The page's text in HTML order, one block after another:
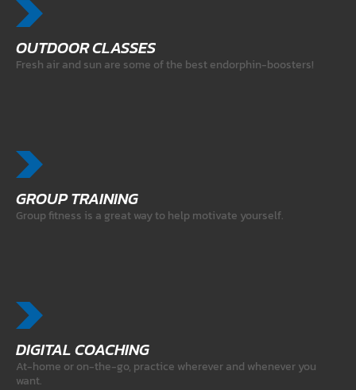
OUTDOOR CLASSES
Fresh air and sun are some of the best endorphin-boosters!
GROUP TRAINING
Group fitness is a great way to help motivate yourself.
DIGITAL COACHING
At-home or on-the-go, practice wherever and whenever you
want.